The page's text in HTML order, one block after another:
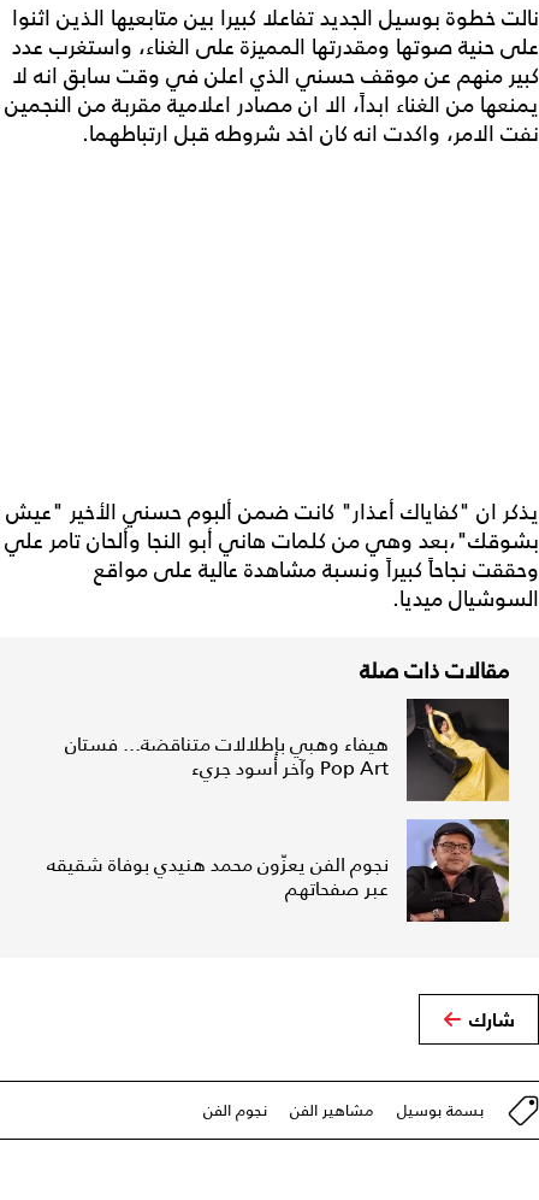
نالت خطوة بوسيل الجديد تفاعلا كبيرا بين متابعيها الذين اثنوا
على حنية صوتها ومقدرتها المميزة على الغناء، واستغرب عدد
كبير منهم عن موقف حسني الذي اعلن في وقت سابق انه لا
يمنعها من الغناء ابداً، الا ان مصادر اعلامية مقربة من النجمين
نفت الامر، واكدت انه كان اخد شروطه قبل ارتباطهما.
يذكر ان "كفاياك أعذار" كانت ضمن ألبوم حسني الأخير "عيش
بشوقك"،بعد وهي من كلمات هاني أبو النجا وألحان تامر علي
وحققت نجاحاً كبيراً ونسبة مشاهدة عالية على مواقع
السوشيال ميديا.
مقالات ذات صلة
هيفاء وهبي بإطلالات متناقضة... فستان
Pop Art وآخر أسود جريء
نجوم الفن يعزّون محمد هنيدي بوفاة شقيقه
عبر صفحاتهم
شارك
بسمة بوسيل مشاهير الفن نجوم الفن